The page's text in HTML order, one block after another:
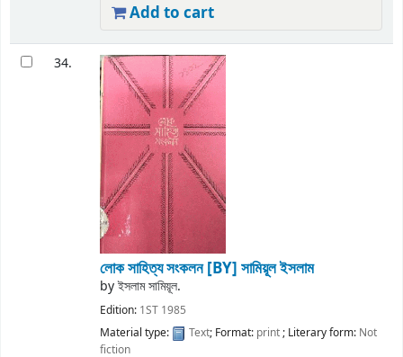
Add to cart
34.
লোক সাহিত্য সংকলন[BY] সামিয়ূল ইসলাম
byইসলাম সামিয়ূল.
Edition: 1ST 1985
Material type:
Text; Format: print; Literary form: Not
fiction